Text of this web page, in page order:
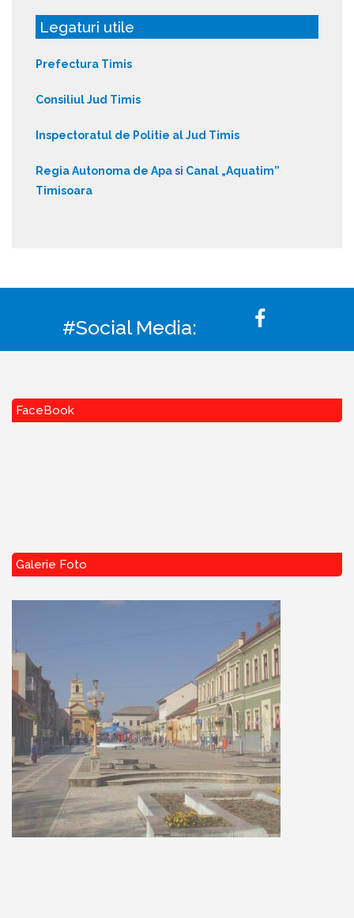
Legaturi utile
Prefectura Timis
Consiliul Jud Timis
Inspectoratul de Politie al Jud Timis
Regia Autonoma de Apa si Canal „Aquatim”
Timisoara
#Social Media:
FaceBook
Galerie Foto